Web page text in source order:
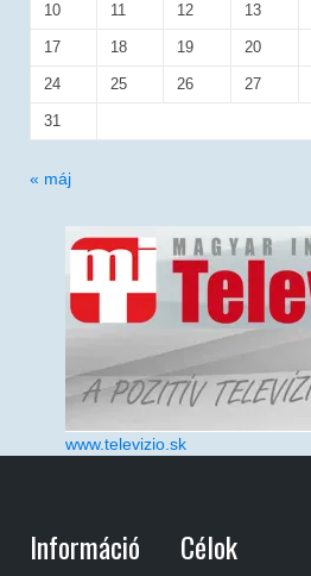
10 11 12 13
17 18 19 20
24 25 26 27
31
« máj
www.televizio.sk
Információ Célok